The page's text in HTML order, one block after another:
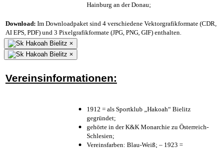
Hainburg an der Donau;
Download: Im Downloadpaket sind 4 verschiedene Vektorgrafikformate (CDR,
AI EPS, PDF) und 3 Pixelgrafikformate (JPG, PNG, GIF) enthalten.
×
×
Vereinsinformationen:
1912 = als Sportklub „Hakoah“ Bielitz
gegründet;
gehörte in der K&K Monarchie zu Österreich-
Schlesien;
Vereinsfarben: Blau-Weiß; – 1923 =